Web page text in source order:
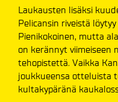
Laukausten lisäksi
Pelicansin riveistä
Pienikokoinen, mutta
on kerännyt viimeiseen
tehopistettä. Vaikka
joukkueensa otteluista
kultakypäränä